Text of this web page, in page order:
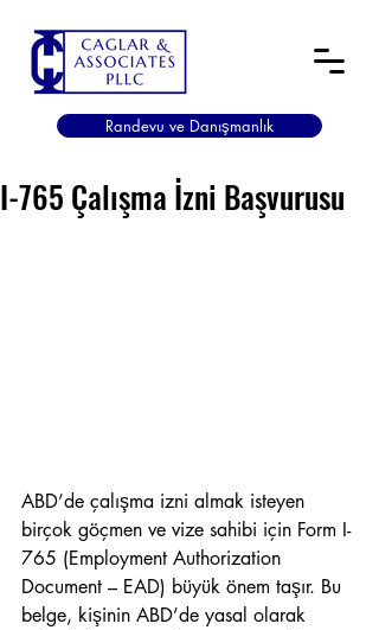
Randevu ve Danışmanlık
I-765 Çalışma İzni Başvurusu
ABD’de çalışma izni almak isteyen
birçok göçmen ve vize sahibi için Form I-
765 (Employment Authorization
Document – EAD) büyük önem taşır. Bu
belge, kişinin ABD’de yasal olarak